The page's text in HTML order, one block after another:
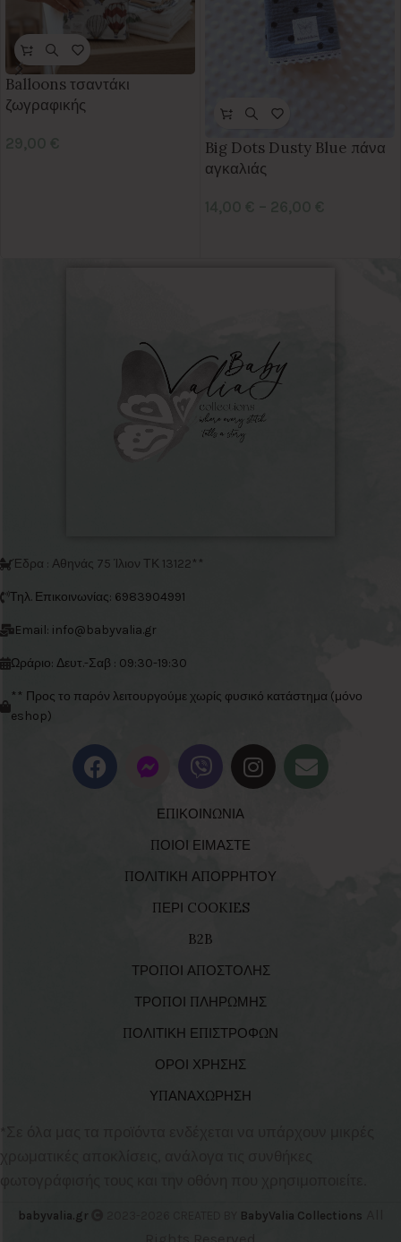
Balloons τσαντάκι
ζωγραφικής
Big Dots Dusty Blue πάνα
αγκαλιάς
Έδρα : Αθηνάς 75 Ίλιον ΤΚ 13122**
Τηλ. Επικοινωνίας: 6983904991
Email: info@babyvalia.gr
Ωράριο: Δευτ.-Σαβ : 09:30-19:30
** Προς το παρόν λειτουργούμε χωρίς φυσικό κατάστημα (μόνο
eshop)
ΕΠΙΚΟΙΝΩΝΙΑ
ΠΟΙΟΙ ΕΙΜΑΣΤΕ
ΠΟΛΙΤΙΚΗ ΑΠΟΡΡΗΤΟΥ
ΠΕΡΙ COOKIES
B2B
ΤΡΟΠΟΙ ΑΠΟΣΤΟΛΗΣ
ΤΡΟΠΟΙ ΠΛΗΡΩΜΗΣ
ΠΟΛΙΤΙΚΗ ΕΠΙΣΤΡΟΦΩΝ
ΟΡΟΙ ΧΡΗΣΗΣ
ΥΠΑΝΑΧΩΡΗΣΗ
χρωματικές αποκλίσεις, ανάλογα τις συνθήκες
φωτογράφισής τους και την οθόνη που χρησιμοποιείτε.
babyvalia.gr BabyValia Collections